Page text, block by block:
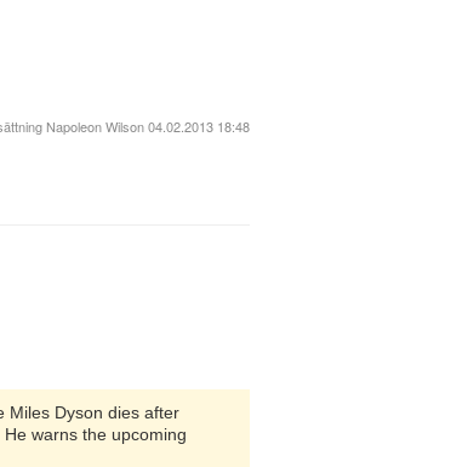
Napoleon Wilson04.02.2013 18:48
Miles Dyson dies after
warns the upcoming